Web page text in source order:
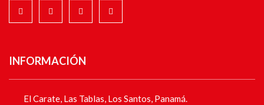
INFORMACIÓN
El Carate, Las Tablas, Los Santos, Panamá.